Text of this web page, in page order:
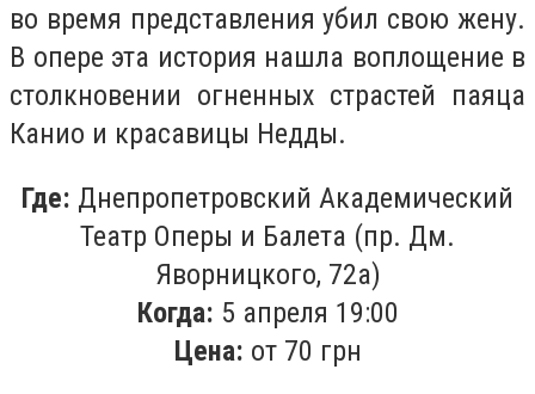
во время представления убил свою жену.
В опере эта история нашла воплощение в
столкновении огненных страстей паяца
Канио и красавицы Недды.
Где: Днепропетровский Академический
Театр Оперы и Балета (пр. Дм.
Яворницкого, 72а)
Когда: 5 апреля 19:00
Цена: от 70 грн